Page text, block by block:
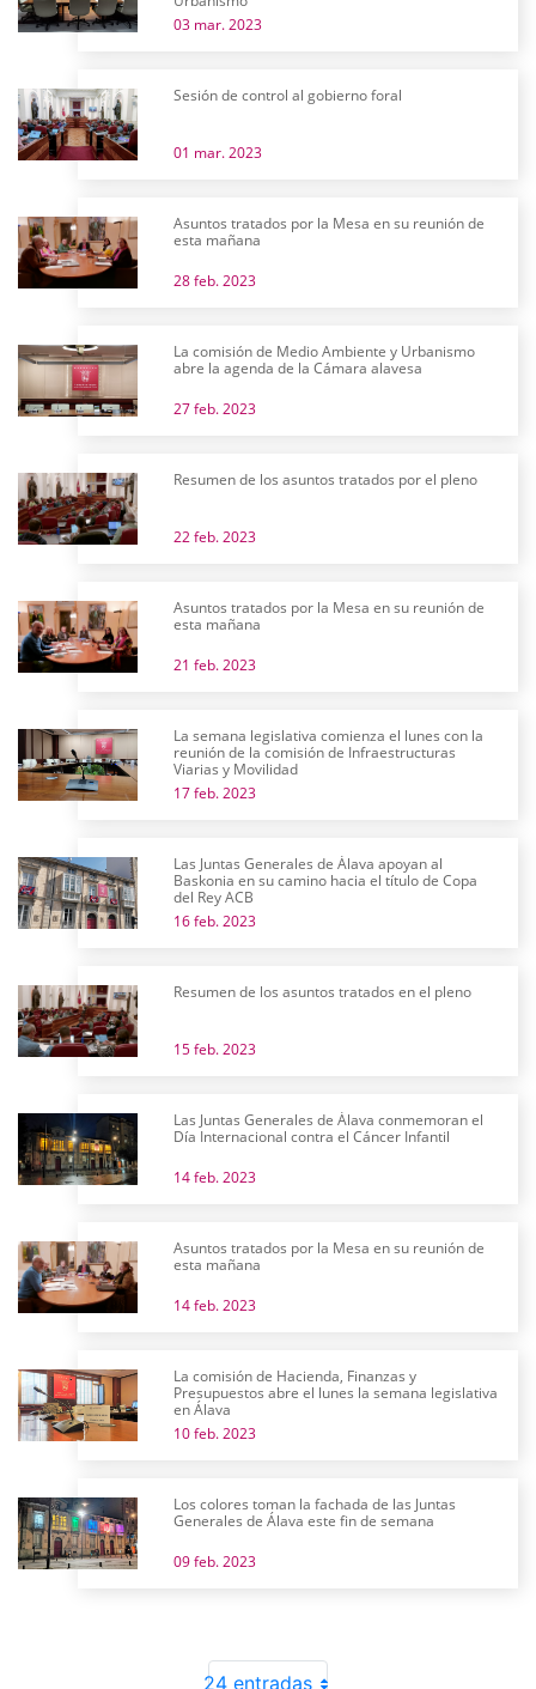
03 mar. 2023
Sesión de control al gobierno foral
01 mar. 2023
Asuntos tratados por la Mesa en su reunión de
esta mañana
28 feb. 2023
La comisión de Medio Ambiente y Urbanismo
abre la agenda de la Cámara alavesa
27 feb. 2023
Resumen de los asuntos tratados por el pleno
22 feb. 2023
Asuntos tratados por la Mesa en su reunión de
esta mañana
21 feb. 2023
La semana legislativa comienza el lunes con la
reunión de la comisión de Infraestructuras
Viarias y Movilidad
17 feb. 2023
Las Juntas Generales de Álava apoyan al
Baskonia en su camino hacia el título de Copa
del Rey ACB
16 feb. 2023
Resumen de los asuntos tratados en el pleno
15 feb. 2023
Las Juntas Generales de Álava conmemoran el
Día Internacional contra el Cáncer Infantil
14 feb. 2023
Asuntos tratados por la Mesa en su reunión de
esta mañana
14 feb. 2023
La comisión de Hacienda, Finanzas y
Presupuestos abre el lunes la semana legislativa
en Álava
10 feb. 2023
Los colores toman la fachada de las Juntas
Generales de Álava este fin de semana
09 feb. 2023
24 entradas